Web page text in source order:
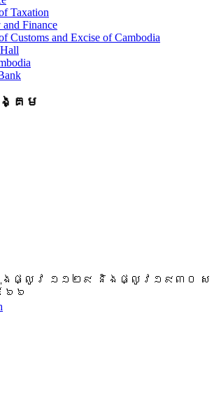
Taxation
Finance
Customs and Excise of Cambodia
គម
រុងផ្លូវ ១១២៩ និងផ្លូវ១៩៣០ ស
៦៦